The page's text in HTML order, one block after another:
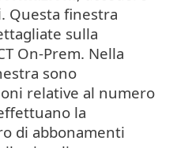
. Questa finestra
sulla
On-Prem. Nella
sono
relative al numero
la
di abbonamenti